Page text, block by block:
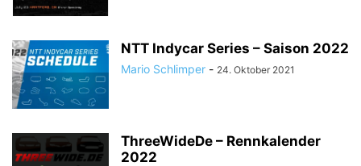
NTT Indycar Series – Saison 2022
Mario Schlimper - 24. Oktober 2021
ThreeWideDe – Rennkalender
2022